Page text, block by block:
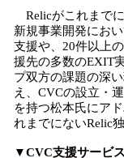
Relicがこれまで
新規事業開発にお
支援や、20件以上
援先の多数のEXIT
プ双方の課題の深
え、CVCの設立・
を持つ松本氏にア
れまでにないRelic
▼CVC支援サービ